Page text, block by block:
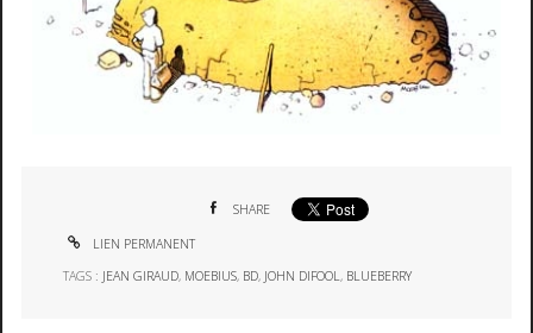
SHARE
LIEN PERMANENT
TAGS : JEAN GIRAUD, MOEBIUS, BD, JOHN DIFOOL , BLUEBERRY